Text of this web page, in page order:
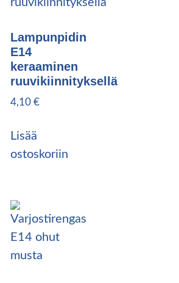
Lampunpidin
E14
keraaminen
ruuvikiinnityksellä
4,10 €
Lisää
ostoskoriin